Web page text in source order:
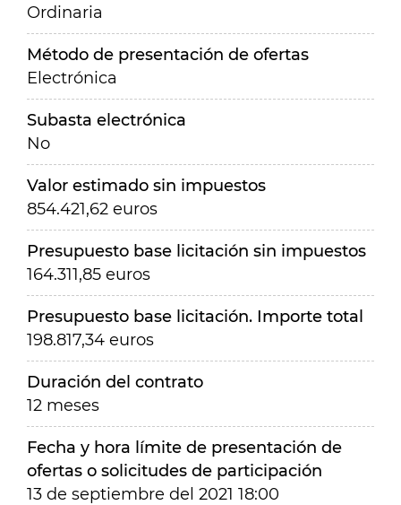
Ordinaria
Método de presentación de ofertas
Electrónica
Subasta electrónica
No
Valor estimado sin impuestos
854.421,62 euros
Presupuesto base licitación sin impuestos
164.311,85 euros
Presupuesto base licitación. Importe total
198.817,34 euros
Duración del contrato
12 meses
Fecha y hora límite de presentación de
ofertas o solicitudes de participación
13 de septiembre del 2021 18:00